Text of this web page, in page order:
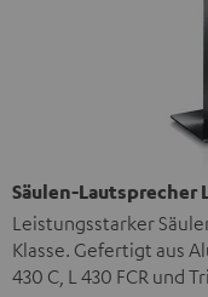
Säulen-Lautsprecher
Leistungsstarker
Klasse. Gefertigt aus
430 C, L 430 FCR und